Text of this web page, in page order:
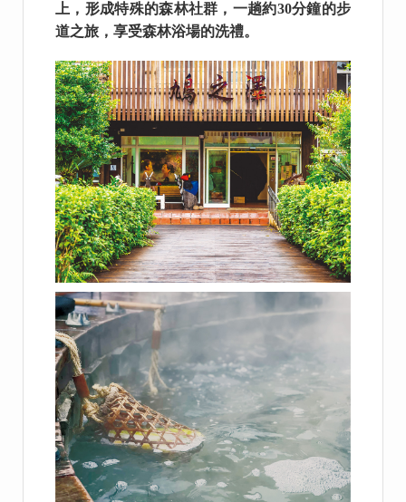
上，形成特殊的森林社群，一趟約30分鐘的步
道之旅，享受森林浴場的洗禮。